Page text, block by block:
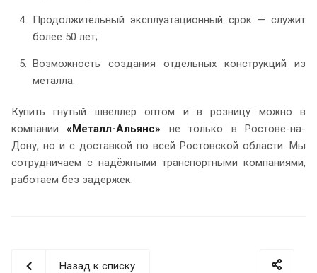
Продолжительный эксплуатационный срок — служит
более 50 лет;
Возможность создания отдельных конструкций из
металла.
Купить гнутый швеллер оптом и в розницу можно в
компании«Металл-Альянс» не только в Ростове-на-
Дону, но и с доставкой по всей Ростовской области. Мы
сотрудничаем с надёжными транспортными компаниями,
работаем без задержек.
Назад к списку